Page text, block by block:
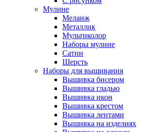
Мулине
Меланж
Металлик
Мультиколор
Наборы мулине
Сатин
Шерсть
Наборы для вышивания
Вышивка бисером
Вышивка гладью
Вышивка икон
Вышивка крестом
Вышивка лентами
Вышивка на изделиях